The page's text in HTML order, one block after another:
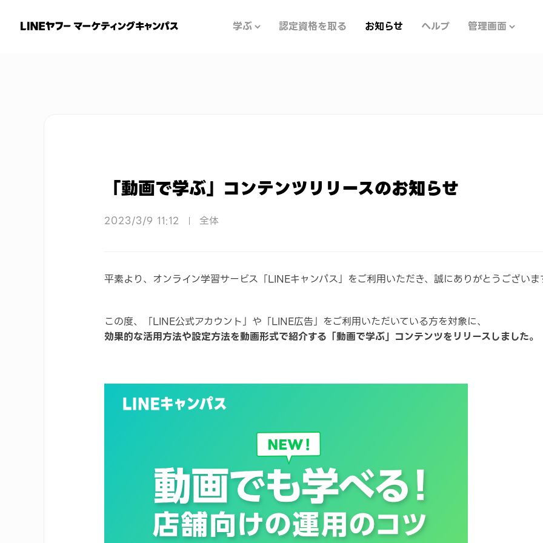
学ぶ 認定資格を取る お知らせ ヘルプ 管理画面
お知らせ
「動画で学ぶ」コンテンツリリースのお知らせ
2023/3/9 11:12 全体
平素より、オンライン学習サービス「LINEキャンパス」をご利用いただき、誠にありがとうございま
この度、「LINE公式アカウント」や「LINE広告」をご利用いただいている方を対象に、
効果的な活用方法や設定方法を動画形式で紹介する「動画で学ぶ」コンテンツをリリースしました。